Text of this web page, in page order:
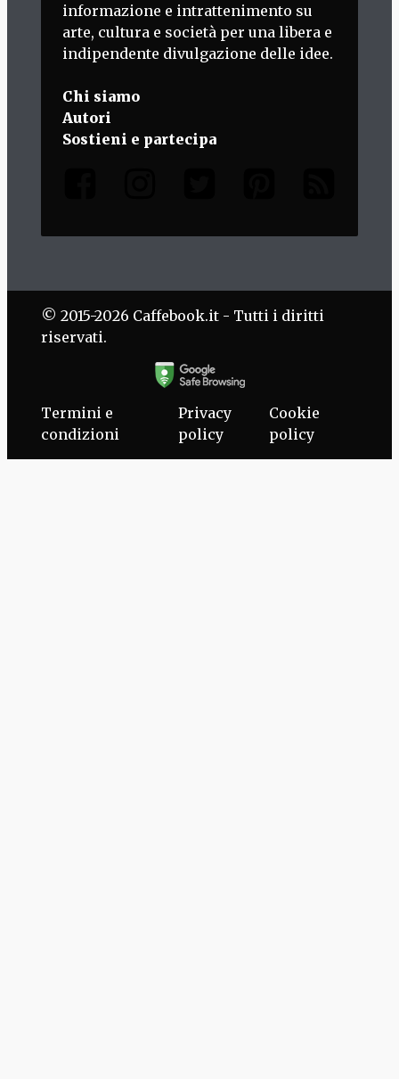
informazione e intrattenimento su
arte, cultura e società per una libera e
indipendente divulgazione delle idee.
Chi siamo
Autori
Sostieni e partecipa
© 2015-2026 Caffebook.it - Tutti i diritti
riservati.
Termini e
condizioni
Privacy
policy
Cookie
policy